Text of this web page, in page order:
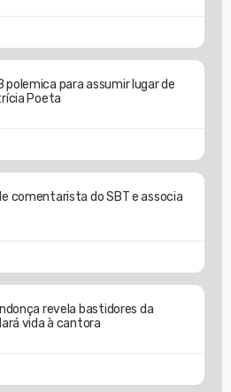
polemica para assumir lugar de
Poeta
comentarista do SBT e associa
revela bastidores da
vida à cantora